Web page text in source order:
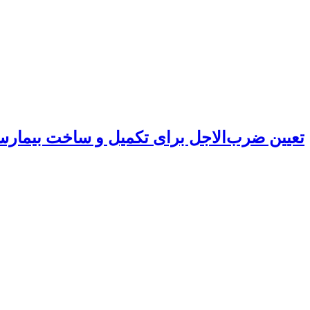
تعیین ضرب‌الاجل برای تکمیل و ساخت